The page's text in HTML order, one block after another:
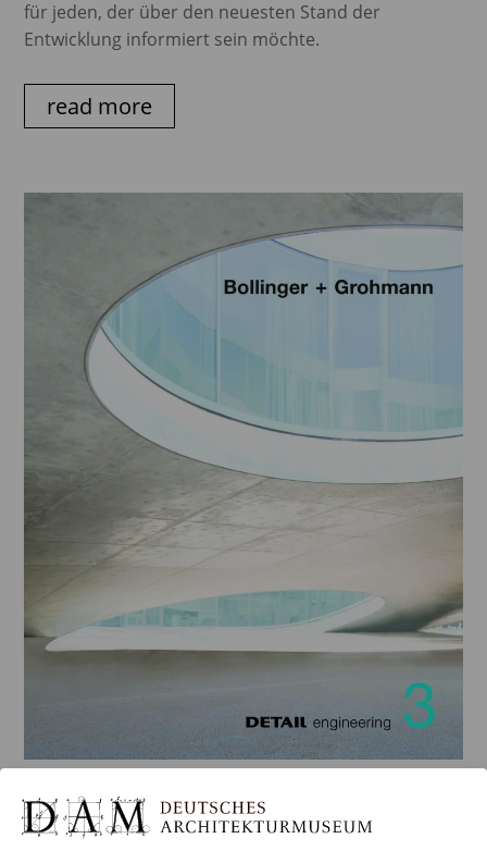
für jeden, der über den neuesten Stand der
Entwicklung informiert sein möchte.
read more
DETAIL — ENGINEERING 3: